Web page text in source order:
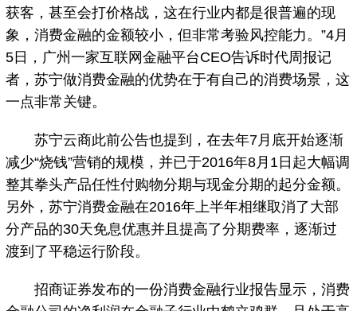
获客，甚至会打价格战，这在行业内都是很普遍的现
象，消费金融的金额较小，但非常考验风控能力。”4月
5日，广州一家互联网金融平台CEO告诉时代周报记
者，苏宁做消费金融的优势在于有自己的消费场景，这
一点非常关键。
苏宁云商此前公告也提到，在去年7月底开始逐渐
减少“烧钱”营销的规模，并已于2016年8月1日起大幅调
整其拳头产品任性付购物分期与现金分期的起分金额。
另外，苏宁消费金融在2016年上半年相继取消了大部
分产品的30天免息优惠并且提高了分期费率，逐渐过
渡到了平稳运行阶段。
招商证券发布的一份消费金融行业报告显示，消费